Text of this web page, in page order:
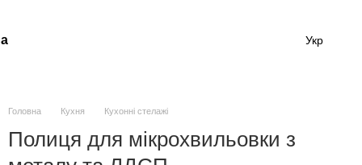
Укр
Головна Кухня Кухонні стелажі
Полиця для мікрохвильовки з